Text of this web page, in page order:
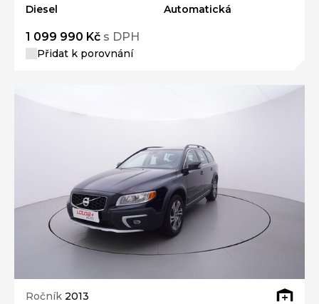
Diesel
Automatická
1 099 990 Kč s DPH
Přidat k porovnání
Ročník 2013